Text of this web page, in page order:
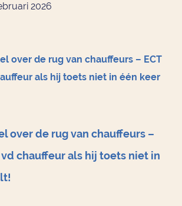
2026
over de rug van chauffeurs –
vd chauffeur als hij toets niet in